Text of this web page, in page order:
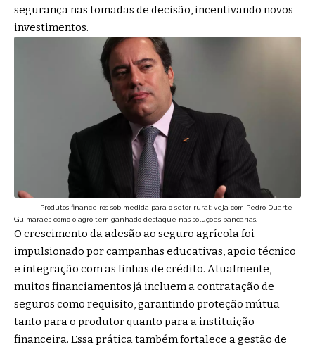
segurança nas tomadas de decisão, incentivando novos
investimentos.
Produtos financeiros sob medida para o setor rural: veja com Pedro Duarte
Guimarães como o agro tem ganhado destaque nas soluções bancárias.
O crescimento da adesão ao seguro agrícola foi
impulsionado por campanhas educativas, apoio técnico
e integração com as linhas de crédito. Atualmente,
muitos financiamentos já incluem a contratação de
seguros como requisito, garantindo proteção mútua
tanto para o produtor quanto para a instituição
financeira. Essa prática também fortalece a gestão de